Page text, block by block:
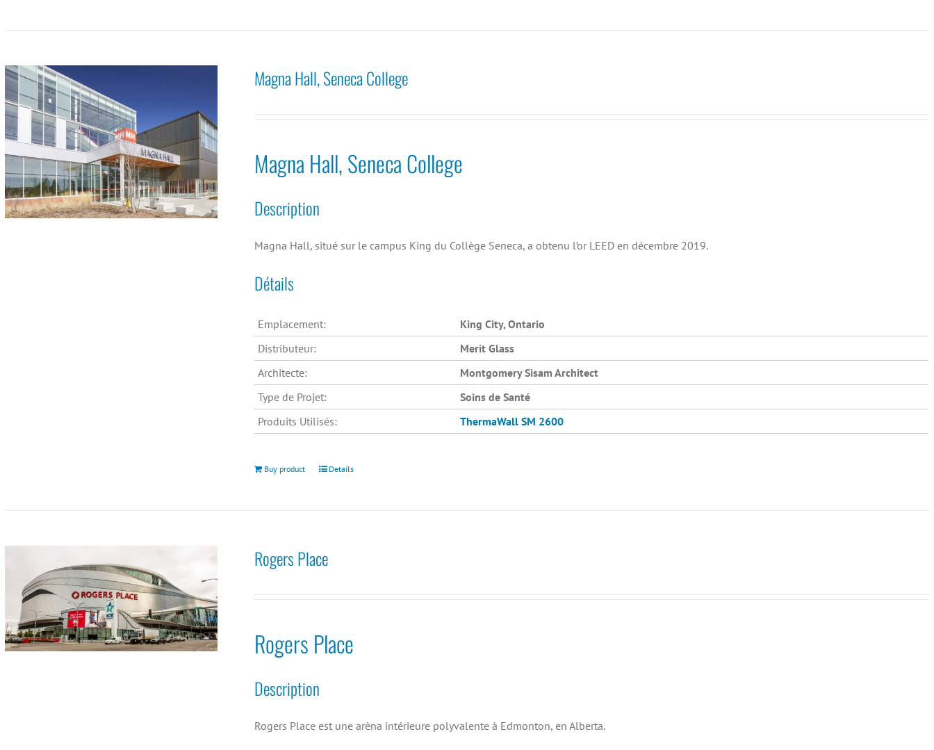
Magna Hall, Seneca College
Magna Hall, Seneca College
Description
Magna Hall, situé sur le campus King du Collège Seneca, a obtenu l’or LEED en décembre 2019.
Détails
Emplacement:
King City, Ontario
Distributeur:
Merit Glass
Architecte:
Montgomery Sisam Architect
Type de Projet:
Soins de Santé
Produits Utilisés:
ThermaWall SM 2600
Buy product Details
Rogers Place
Rogers Place
Description
Rogers Place est une arèna intérieure polyvalente à Edmonton, en Alberta.